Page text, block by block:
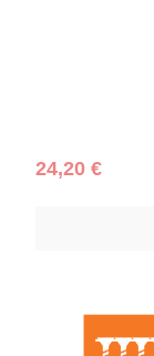
Regulärer
24,20 €